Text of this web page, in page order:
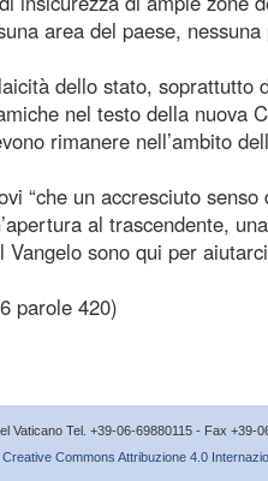
area del paese, nessuna
dello stato, soprattutto
nel testo della nuova
rimanere nell’ambito
“che un accresciuto
al trascendente,
sono qui per
parole 420)
Vaticano Tel. +39-06-69880115 - Fax +39-
Commons Attribuzione 4.0